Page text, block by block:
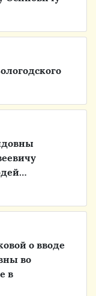
о вводе
во
в